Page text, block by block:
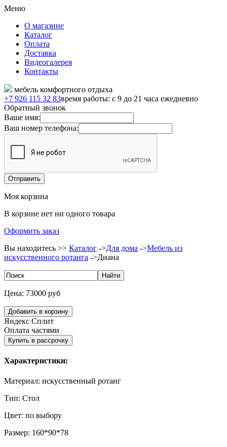
Меню
О магазине
Каталог
Оплата
Доставка
Видеогалерея
Контакты
мебель комфортного отдыха
+7 926 115 32 83время работы: с 9 до 21 часа ежедневно
Обратный звонок
Ваше имя:
Ваш номер телефона:
Моя корзина
В корзине нет ни одного товара
Оформить заказ
Вы находитесь >> Каталог ->Для дома ->Мебель из
искусственного ротанга ->Диана
Цена: 73000 руб
Яндекс Сплит
Оплата частями
Характеристики:
Материал: искусственный ротанг
Тип: Стол
Цвет: по выбору
Размер: 160*90*78